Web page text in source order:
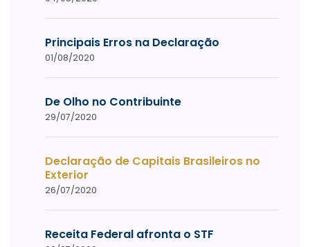
Principais Erros na Declaração
01/08/2020
De Olho no Contribuinte
29/07/2020
Declaração de Capitais Brasileiros no
Exterior
26/07/2020
Receita Federal afronta o STF